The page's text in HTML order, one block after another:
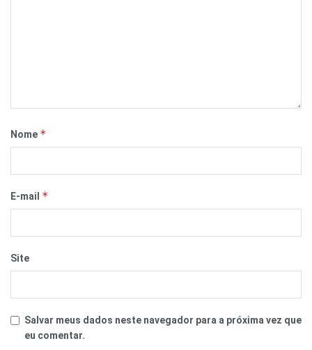
Nome *
E-mail *
Site
Salvar meus dados neste navegador para a próxima vez que
eu comentar.